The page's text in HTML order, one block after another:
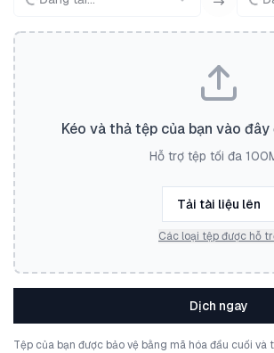
Kéo và thả tệp của bạn vào
Hỗ trợ tệp tối đa
Tải tài liệu lên
Các loại tệp được hỗ
Dịch ngay
Tệp của bạn được bảo vệ bằng mã hóa đầu cuối và